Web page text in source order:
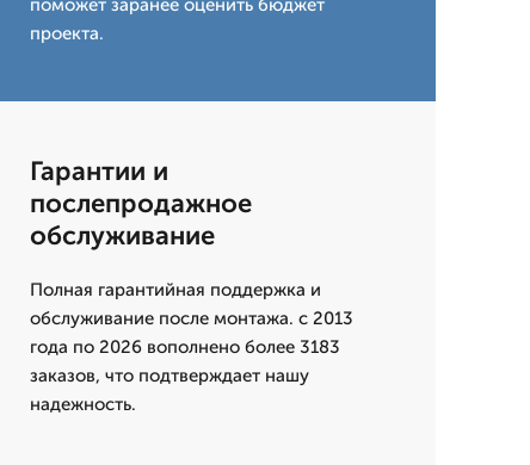
поможет заранее оценить бюджет
проекта.
Гарантии и
послепродажное
обслуживание
Полная гарантийная поддержка и
обслуживание после монтажа. с 2013
года по 2026 вополнено более 3183
заказов, что подтверждает нашу
надежность.